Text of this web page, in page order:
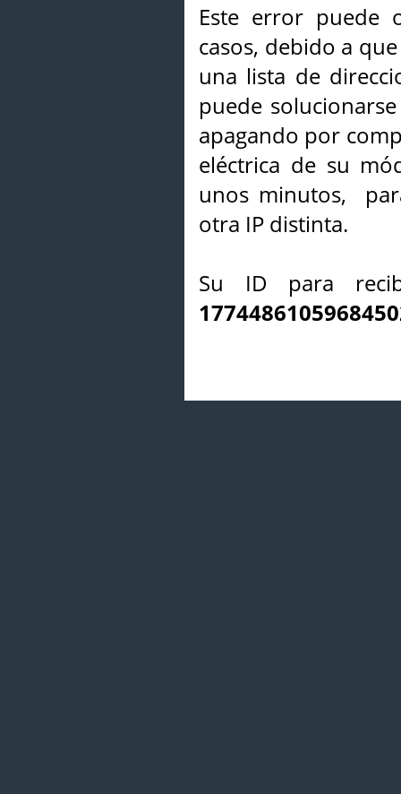
Este error puede
casos, debido a
una lista de
puede
apagando por
eléctrica de su
unos minutos,
otra IP distinta.
Su ID para